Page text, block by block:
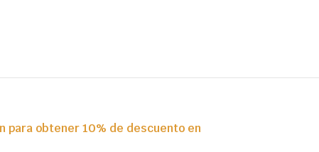
para obtener 10% de descuento en